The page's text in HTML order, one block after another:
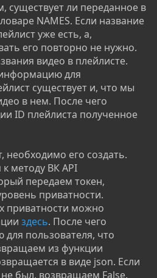
существует ли переданное в
NAMES. Если название
уже есть, а,
его повторно не нужно.
видео в плейлисте.
для
существует и, что мы
в нем. После чего
ID плейлиста полученное
необходимо его создать.
методу ВК API
передаем токен,
приватности.
приватности можно
здесь. После чего
пользователя, что
из функции
в виде json. Если
был, возвращаем False.